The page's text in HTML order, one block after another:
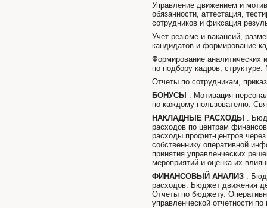
Управление движением и
обязанности, аттестация,
сотрудников и фиксация
Учет резюме и вакансий,
кандидатов и формирование
Формирование аналитических
по подбору кадров,
Отчеты по сотрудникам,
БОНУСЫ . Мотивация
по каждому пользователю.
НАКЛАДНЫЕ РАСХОДЫ .
расходов по центрам
расходы профит-центров
собственнику оперативной
принятия управленческих
мероприятий и оценка их
ФИНАНСОВЫЙ АНАЛИЗ .
расходов. Бюджет движения
Отчеты по бюджету.
управленческой отчетности